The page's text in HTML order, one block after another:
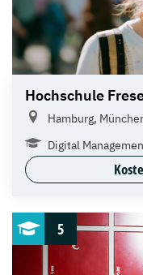
Hochschule
Hamburg,
Digital
5